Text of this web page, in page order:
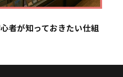
者が知っておきたい仕組